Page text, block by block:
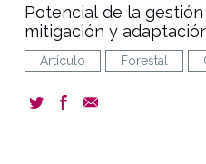
Potencial de la
mitigación y
Artículo Forestal